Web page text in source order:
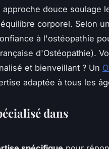
douce soulage
corporel. Selon
à l'ostéopathie
d'Ostéopathie).
et bienveillant ? Un
adaptée à tous les
dans